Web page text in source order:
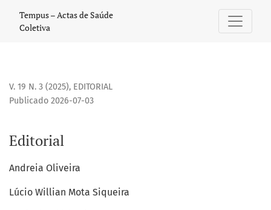
Tempus – Actas de Saúde
Coletiva
V. 19 N. 3 (2025), EDITORIAL
Editorial
Publicado 2026-07-03
Andreia Oliveira
Lúcio Willian Mota Siqueira